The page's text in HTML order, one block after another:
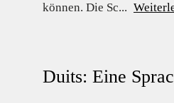
können. Die Sc...
Duits: Eine